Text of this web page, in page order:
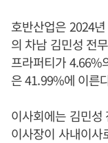
호반산업은 2024
의 차남 김민성 전
프라퍼티가 4.66%
은 41.99%에 이른
이사회에는 김민성
이사장이 사내이사